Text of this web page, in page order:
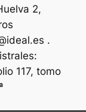
2,
.
117, tomo